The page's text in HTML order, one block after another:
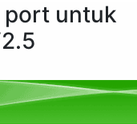
untuk